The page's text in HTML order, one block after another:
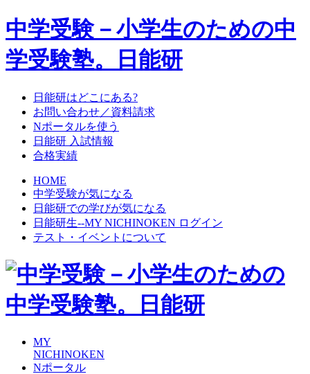
中学受験－小学生のための中
学受験塾。日能研
日能研はどこにある?
お問い合わせ／資料請求
Nポータルを使う
日能研 入試情報
合格実績
HOME
中学受験が気になる
日能研での学びが気になる
日能研生--MY NICHINOKEN ログイン
テスト・イベントについて
MY
NICHINOKEN
Nポータル